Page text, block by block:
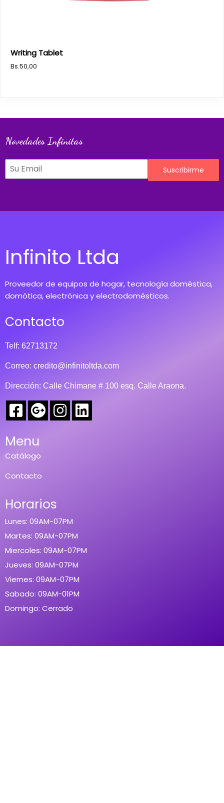
Writing Tablet
Bs.50,00
Novedades Infinitas
Suscribirme
Infinito Ltda
Proveedor de equipos de hogar, tecnología doméstica,
domótica, electrónica y electrodomésticos.
Contacto
Telf: 62713172
Correo: credito@infinitoltda.com
Dirección: Calle Chimane # 100 esq. Calle Araona.
Menu
Catálogo
Contacto
Horarios
Lunes: 09AM-07PM
Martes: 09AM-07PM
Miercoles: 09AM-07PM
Jueves: 09AM-07PM
Viernes: 09AM-07PM
Sabado: 09AM-01PM
Domingo: Cerrado